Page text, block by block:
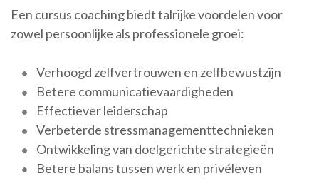
Een cursus coaching biedt talrijke voordelen voor
zowel persoonlijke als professionele groei:
Verhoogd zelfvertrouwen en zelfbewustzijn
Betere communicatievaardigheden
Effectiever leiderschap
Verbeterde stressmanagementtechnieken
Ontwikkeling van doelgerichte strategieën
Betere balans tussen werk en privéleven